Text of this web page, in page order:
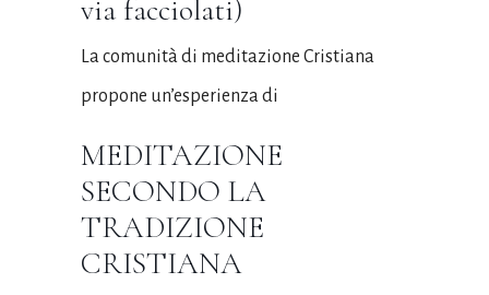
via facciolati)
La comunità di meditazione Cristiana
propone un’esperienza di
MEDITAZIONE
SECONDO LA
TRADIZIONE
CRISTIANA